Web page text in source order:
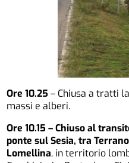
Ore 10.25 – Chiusa a tratti la
massi e alberi.
Ore 10.15 – Chiuso al
ponte sul Sesia, tra
Lomellina, in territorio